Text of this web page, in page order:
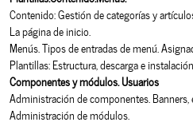
Contenido: Gestión de categorías y
La página de inicio.
Menús. Tipos de entradas de menú.
Plantillas: Estructura, descarga e
Componentes y módulos. Usuarios
Administración de componentes. Banners,
Administración de módulos.